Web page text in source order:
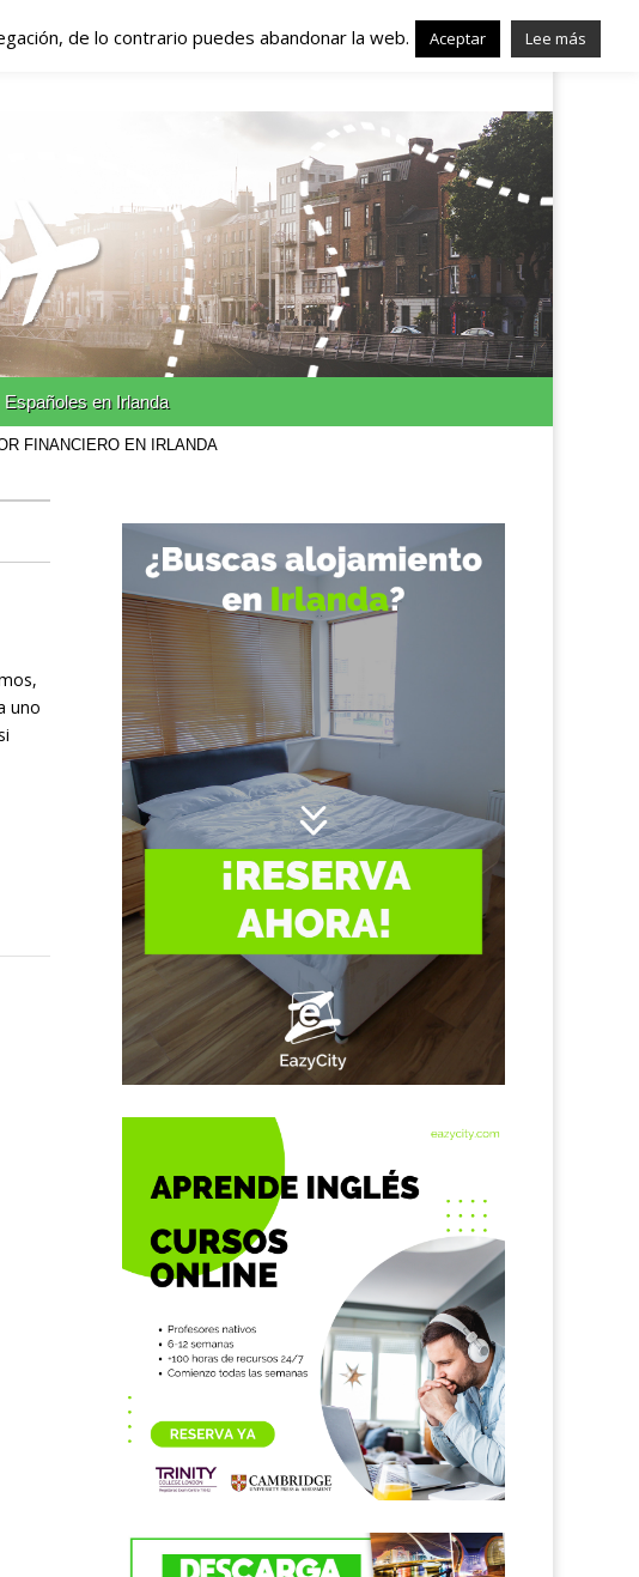
– Trabajo en
Españoles en Irlanda
FINANCIERO EN IRLANDA
uno
de lo contrario puedes abandonar la web. Aceptar Lee más